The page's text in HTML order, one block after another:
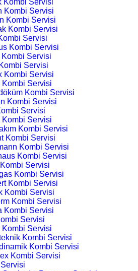
Kombi Servisi
Kombi Servisi
Kombi Servisi
Servisi
Kombi Servisi
Kombi Servisi
Servisi
Kombi Servisi
Kombi Servisi
Kombi Servisi
Kombi Servisi
Servisi
Kombi Servisi
Kombi Servisi
Kombi Servisi
Kombi Servisi
Kombi Servisi
Kombi Servisi
Kombi Servisi
Kombi Servisi
Kombi Servisi
Kombi Servisi
Kombi Servisi
Servisi
Kombi Servisi
Kombi Servisi
Kombi Servisi
Kombi Servisi
Servisi